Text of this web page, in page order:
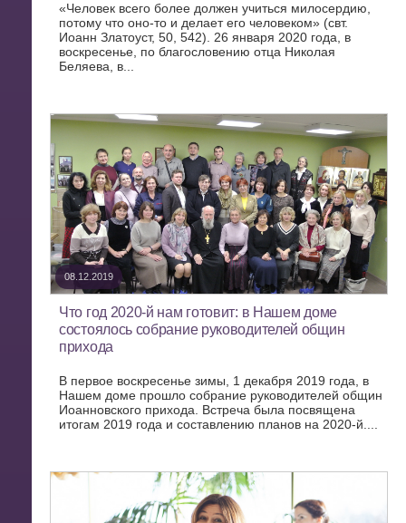
«Человек всего более должен учиться милосердию,
потому что оно-то и делает его человеком» (свт.
Иоанн Златоуст, 50, 542). 26 января 2020 года, в
воскресенье, по благословению отца Николая
Беляева, в...
08.12.2019
Что год 2020-й нам готовит: в Нашем доме
состоялось собрание руководителей общин
прихода
В первое воскресенье зимы, 1 декабря 2019 года, в
Нашем доме прошло собрание руководителей общин
Иоанновского прихода. Встреча была посвящена
итогам 2019 года и составлению планов на 2020-й....